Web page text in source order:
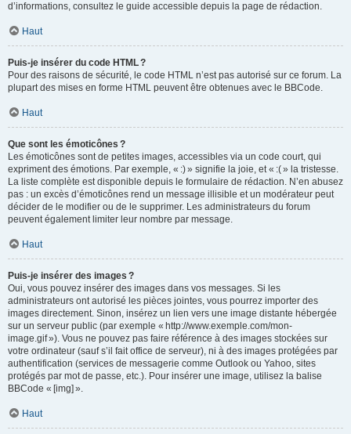
d’informations, consultez le guide accessible depuis la page de rédaction.
Haut
Puis-je insérer du code HTML ?
Pour des raisons de sécurité, le code HTML n’est pas autorisé sur ce forum. La
plupart des mises en forme HTML peuvent être obtenues avec le BBCode.
Haut
Que sont les émoticônes ?
Les émoticônes sont de petites images, accessibles via un code court, qui
expriment des émotions. Par exemple, « :) » signifie la joie, et « :( » la tristesse.
La liste complète est disponible depuis le formulaire de rédaction. N’en abusez
pas : un excès d’émoticônes rend un message illisible et un modérateur peut
décider de le modifier ou de le supprimer. Les administrateurs du forum
peuvent également limiter leur nombre par message.
Haut
Puis-je insérer des images ?
Oui, vous pouvez insérer des images dans vos messages. Si les
administrateurs ont autorisé les pièces jointes, vous pourrez importer des
images directement. Sinon, insérez un lien vers une image distante hébergée
sur un serveur public (par exemple « http://www.exemple.com/mon-
image.gif »). Vous ne pouvez pas faire référence à des images stockées sur
votre ordinateur (sauf s’il fait office de serveur), ni à des images protégées par
authentification (services de messagerie comme Outlook ou Yahoo, sites
protégés par mot de passe, etc.). Pour insérer une image, utilisez la balise
BBCode « [img] ».
Haut